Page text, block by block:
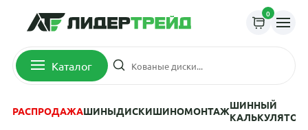
0
Каталог
РАСПРОДАЖАШИНЫДИСКИШИНОМОНТАЖШИННЫЙ
КАЛЬКУЛЯТОР